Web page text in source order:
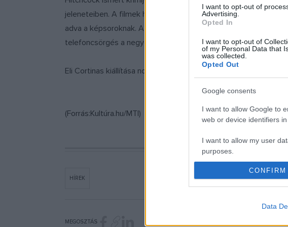
I want to opt-out of
Advertising.
Opted In
I want to opt-out of
of my Personal Data that
was collected.
Opted Out
Google consents
I want to allow Google to
web or device identifiers in
I want to allow my user
purposes.
I want to allow Google to
web or device identifiers in
CONFIRM
Data
jeleneteiben. A filmek hangjai azonban keverednek Eli
adva a képsoroknak. Az anya és a lánya viszonyrendszere
telefoncsörgés a negyedik helységbe érve igazán felborzolja a
Eli Cortinas kiállítása november 17-ig látogatható a
(Forrás:Kultúra.hu/MTI)
HÍREK
MEGOSZTÁS